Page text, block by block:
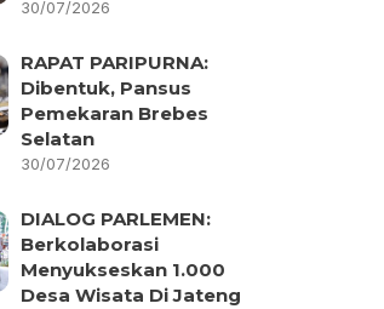
30/07/2026
RAPAT PARIPURNA:
Dibentuk, Pansus
Pemekaran Brebes
Selatan
30/07/2026
DIALOG PARLEMEN:
Berkolaborasi
Menyukseskan 1.000
Desa Wisata Di Jateng